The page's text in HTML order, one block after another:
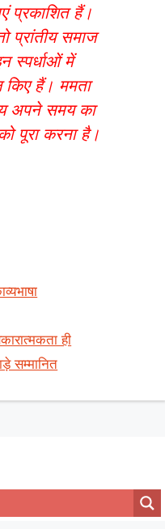
प्रकाशित हैं।
प्रांतीय समाज
स्पर्धाओं में
किए हैं। ममता
अपने समय का
पूरा करना है।
ही
सम्मानित